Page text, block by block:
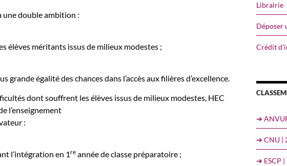
double ambition :
élèves méritants issus de milieux modestes ;
grande égalité des chances dans l’accès aux filières d’excellence.
dont souffrent les élèves issus de milieux modestes, HEC
l’enseignement
:
l’intégration en 1re année de classe préparatoire ;
Librairie
Déposer
Crédit
➔
➔ CNU |
➔ ESCP |